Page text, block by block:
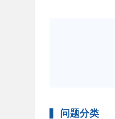
问题分类